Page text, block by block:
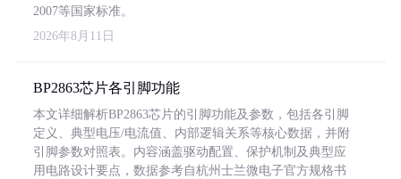
2007等国家标准。
2026年8月11日
BP2863芯片各引脚功能
本文详细解析BP2863芯片的引脚功能及参数，包括各引脚
定义、典型电压/电流值、内部逻辑关系等核心数据，并附
引脚参数对照表。内容涵盖驱动配置、保护机制及典型应
用电路设计要点，数据参考自杭州士兰微电子官方规格书